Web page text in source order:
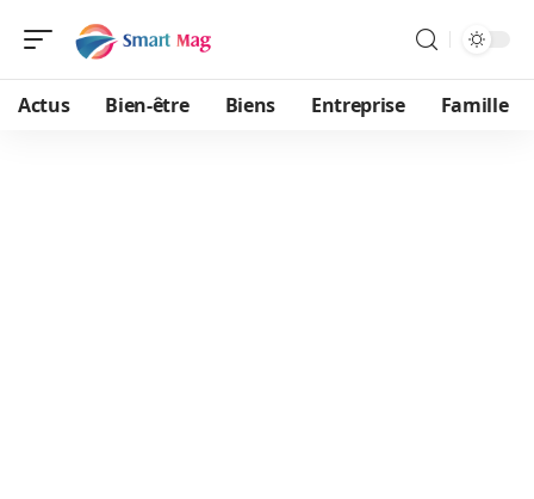
Actus Bien-être Biens Entreprise Famille